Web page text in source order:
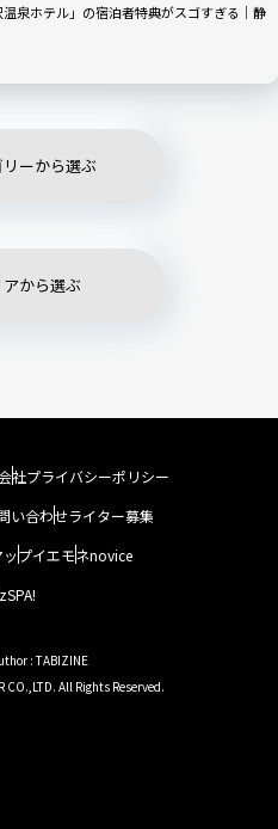
泉ホテル」の宿泊者特典がスゴすぎる｜静
ーから選ぶ
から選ぶ
社プライバシーポリシー
い合わせライター募集
ップイエモネnovice
: TABIZINE
All Rights Reserved.